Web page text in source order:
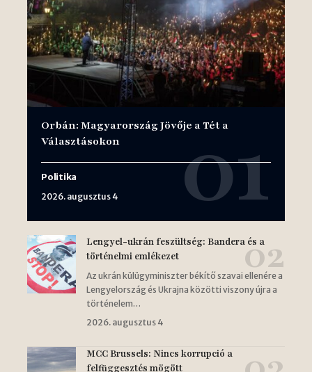
Orbán: Magyarország Jövője a Tét a
Választásokon
Politika
2026. augusztus 4
Lengyel-ukrán feszültség: Bandera és a
történelmi emlékezet
Az ukrán külügyminiszter békítő szavai ellenére a
Lengyelország és Ukrajna közötti viszony újra a
történelem…
2026. augusztus 4
MCC Brussels: Nincs korrupció a
felfüggesztés mögött